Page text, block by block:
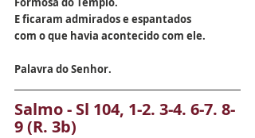
E ficaram admirados e espantados
com o que havia acontecido com ele.
Palavra do Senhor.
Salmo - Sl 104, 1-2. 3-4. 6-7. 8-
9 (R. 3b)